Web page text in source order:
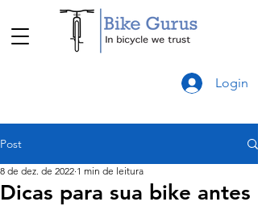
Login
Post
Dicas para sua bike antes
8 de dez. de 2022 1 min de leitura